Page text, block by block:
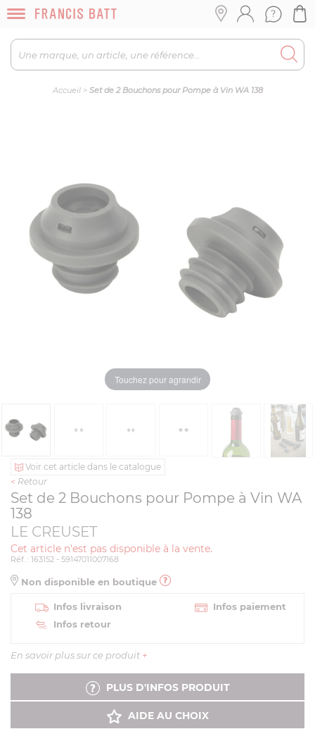
Accueil> Set de 2 Bouchons pour Pompe à Vin WA 138
Touchez pour agrandir
Voir cet article dans le catalogue
< Retour
Set de 2 Bouchons pour Pompe à Vin WA
138
LE CREUSET
Cet article n'est pas disponible à la vente.
Réf. : 163152 - 59147011007168
Non disponible en boutique
Infos livraison
Infos paiement
Infos retour
En savoir plus sur ce produit +
PLUS D'INFOS PRODUIT
AIDE AU CHOIX